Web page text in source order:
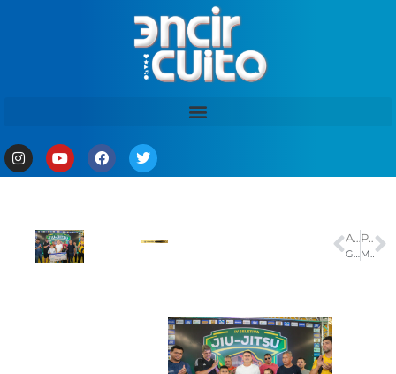
ANTERIOR PRÓXIMO
Morre aos 49 anos a cantora e sambista Adriana Araújo em Belo Horizonte: ‘Momento de dor’